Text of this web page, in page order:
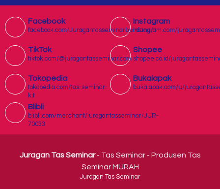
Facebook
facebook.com/Juragantasseminarbandung/
Instagram
instagram.com/
TikTok
tiktok.com/@juragantasseminar.com
Shopee
shopee.co.id/
Tokopedia
tokopedia.com/tas-seminar-
kit
Bukalapak
bukalapak.com/u/
Blibli
blibli.com/merchant/juragantasseminar/JUR-
70033
Juragan Tas Seminar- Tas Seminar - Produsen Tas
Seminar MURAH
Juragan Tas Seminar